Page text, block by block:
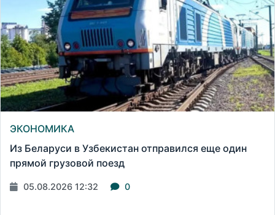
ЭКОНОМИКА
Из Беларуси в Узбекистан отправился еще один
прямой грузовой поезд
05.08.2026 12:32 0